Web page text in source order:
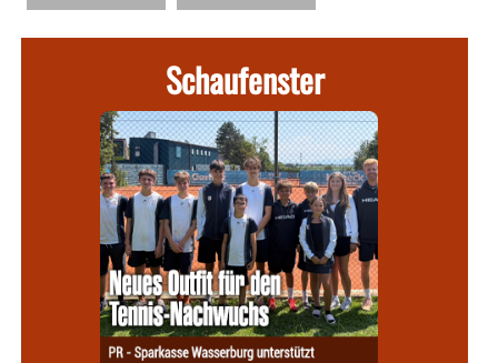
Schaufenster